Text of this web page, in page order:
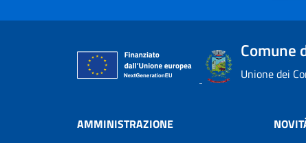
Comune
Unione dei
AMMINISTRAZIONE